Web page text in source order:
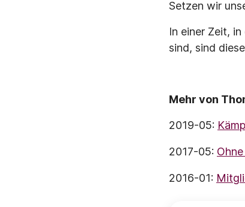
Setzen wir
In einer Zeit,
sind, sind
Mehr von
2019-05:
2017-05:
2016-01: